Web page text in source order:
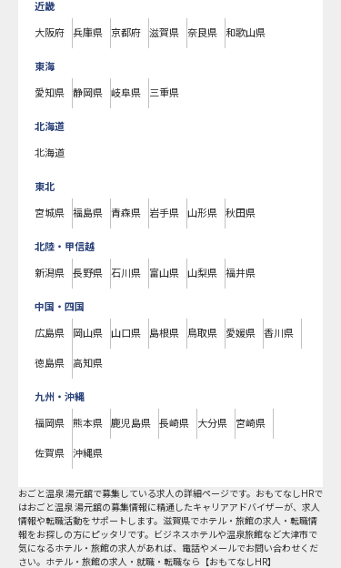
近畿
大阪府 兵庫県 京都府 滋賀県 奈良県 和歌山県
東海
愛知県 静岡県 岐阜県 三重県
北海道
北海道
東北
宮城県 福島県 青森県 岩手県 山形県 秋田県
北陸・甲信越
新潟県 長野県 石川県 富山県 山梨県 福井県
中国・四国
広島県 岡山県 山口県 島根県 鳥取県 愛媛県 香川県
徳島県 高知県
九州・沖縄
福岡県 熊本県 鹿児島県 長崎県 大分県 宮崎県
佐賀県 沖縄県
おごと温泉 湯元舘で募集している求人の詳細ページです。おもてなしHRで
はおごと温泉 湯元舘の募集情報に精通したキャリアアドバイザーが、求人
情報や転職活動をサポートします。滋賀県でホテル・旅館の求人・転職情
報をお探しの方にピッタリです。ビジネスホテルや温泉旅館など大津市で
気になるホテル・旅館の求人があれば、電話やメールでお問い合わせくだ
さい。ホテル・旅館の求人・就職・転職なら【おもてなしHR】